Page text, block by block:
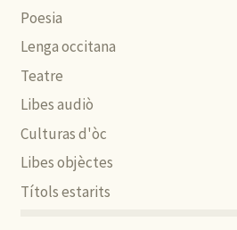
Poesia
Lenga occitana
Teatre
Libes audiò
Culturas d'òc
Libes objèctes
Títols estarits